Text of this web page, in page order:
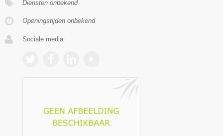
Diensten onbekend
Openingstijden onbekend
Sociale media: